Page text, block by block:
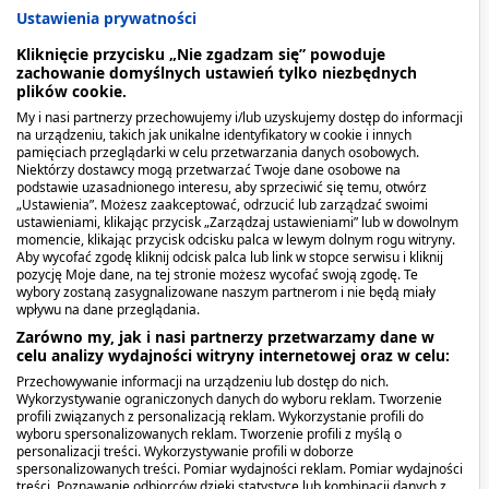
i bardzo suchej - nawilża i odbudowuje barierę
ochronną skóry twarzy i ciała. Zawiera
kompozycję trzech ceramidów i kwas
hialuronowy. Dzięki technologi MVE
(Multivesicular Emulsion Technology) nawilża
suchą i bardzo suchą skórę przez cały dzień.
Produkt hipoalergiczny, bezzapachowy i
niekomedogenny.
Kiedy stosować produkt?
Nawilżający balsam do twarzy i ciała zawiera
ceramidy i kwas hialuronowy, aby zapewnić
długotrwałe nawilżenie do 48h oraz łagodzić
suchą, swędzącą i wrażliwą skórę
Nawilżający balsam z ceramidami dla skóry suchej
i bardzo suchej, CeraVe
Ustawienia prywatności
Kliknięcie przycisku „Nie zgadzam się” powoduje
zachowanie domyślnych ustawień tylko niezbędnych
plików cookie.
My i nasi partnerzy przechowujemy i/lub uzyskujemy dostęp do informacji
na urządzeniu, takich jak unikalne identyfikatory w cookie i innych
pamięciach przeglądarki w celu przetwarzania danych osobowych.
Niektórzy dostawcy mogą przetwarzać Twoje dane osobowe na
podstawie uzasadnionego interesu, aby sprzeciwić się temu, otwórz
„Ustawienia”. Możesz zaakceptować, odrzucić lub zarządzać swoimi
ustawieniami, klikając przycisk „Zarządzaj ustawieniami” lub w dowolnym
momencie, klikając przycisk odcisku palca w lewym dolnym rogu witryny.
Aby wycofać zgodę kliknij odcisk palca lub link w stopce serwisu i kliknij
pozycję Moje dane, na tej stronie możesz wycofać swoją zgodę. Te
wybory zostaną zasygnalizowane naszym partnerom i nie będą miały
wpływu na dane przeglądania.
Zarówno my, jak i nasi partnerzy przetwarzamy dane w
celu analizy wydajności witryny internetowej oraz w celu:
Przechowywanie informacji na urządzeniu lub dostęp do nich.
Wykorzystywanie ograniczonych danych do wyboru reklam. Tworzenie
profili związanych z personalizacją reklam. Wykorzystanie profili do
wyboru spersonalizowanych reklam. Tworzenie profili z myślą o
personalizacji treści. Wykorzystywanie profili w doborze
spersonalizowanych treści. Pomiar wydajności reklam. Pomiar wydajności
treści. Poznawanie odbiorców dzięki statystyce lub kombinacji danych z